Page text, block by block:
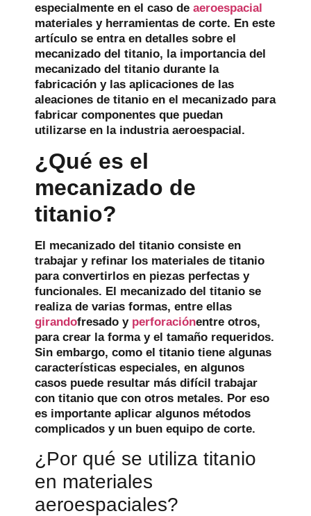
especialmente en el caso de aeroespacial
materiales y herramientas de corte. En este
artículo se entra en detalles sobre el
mecanizado del titanio, la importancia del
mecanizado del titanio durante la
fabricación y las aplicaciones de las
aleaciones de titanio en el mecanizado para
fabricar componentes que puedan
utilizarse en la industria aeroespacial.
¿Qué es el
mecanizado de
titanio?
El mecanizado del titanio consiste en
trabajar y refinar los materiales de titanio
para convertirlos en piezas perfectas y
funcionales. El mecanizado del titanio se
realiza de varias formas, entre ellas
girandofresado y perforaciónentre otros,
para crear la forma y el tamaño requeridos.
Sin embargo, como el titanio tiene algunas
características especiales, en algunos
casos puede resultar más difícil trabajar
con titanio que con otros metales. Por eso
es importante aplicar algunos métodos
complicados y un buen equipo de corte.
¿Por qué se utiliza titanio
en materiales
aeroespaciales?